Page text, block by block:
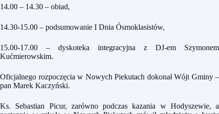
14.00 – 14.30 – obiad,
14.30-15.00 – podsumowanie I Dnia Ósmoklasistów,
15.00-17.00 – dyskoteka integracyjna z DJ-em Szymonem
Kućmierowskim.
Oficjalnego rozpoczęcia w Nowych Piekutach dokonał Wójt Gminy –
pan Marek Kaczyński.
Ks. Sebastian Picur, zarówno podczas kazania w Hodyszewie, a